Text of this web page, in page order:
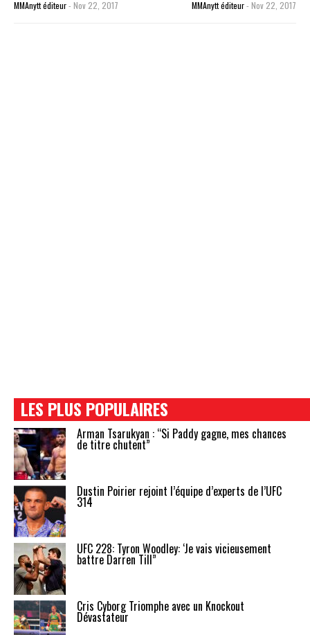
MMAnytt éditeur- Nov 22, 2017 MMAnytt éditeur- Nov 22, 2017
LES PLUS POPULAIRES
Arman Tsarukyan : “Si Paddy gagne, mes chances
de titre chutent”
Dustin Poirier rejoint l’équipe d’experts de l’UFC
314
UFC 228: Tyron Woodley: ‘Je vais vicieusement
battre Darren Till”
Cris Cyborg Triomphe avec un Knockout
Dévastateur